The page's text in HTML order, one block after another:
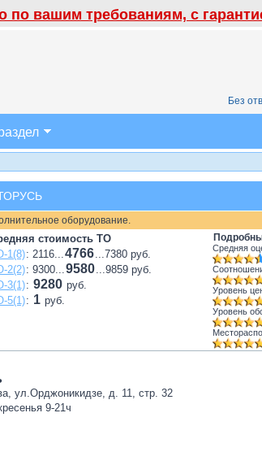
по вашим требованиям, с
Без
оборудование.
стоимость ТО
1(8): 2116...4766...7380 руб.
2(2): 9300...9580...9859 руб.
3(1): 9280 руб.
5(1): 1 руб.
Средняя
Уровень
Уровень
ул.Орджоникидзе, д. 11, стр. 32
9-21ч